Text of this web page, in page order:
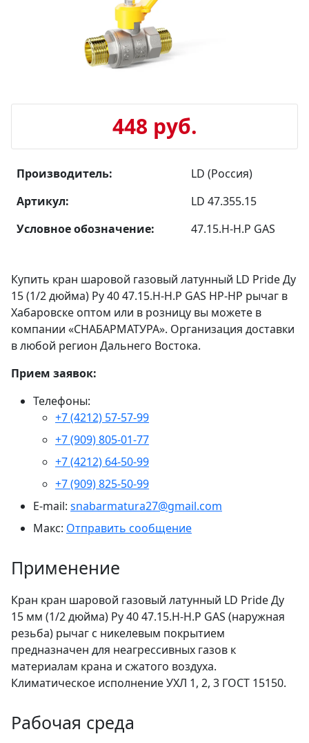
448 руб.
Производитель:
LD (Россия)
Артикул:
LD 47.355.15
Условное обозначение:
47.15.Н-Н.Р GAS
Купить кран шаровой газовый латунный LD Pride Ду
15 (1/2 дюйма) Ру 40 47.15.Н-Н.Р GAS НР-НР рычаг в
Хабаровске оптом или в розницу вы можете в
компании «СНАБАРМАТУРА». Организация доставки
в любой регион Дальнего Востока.
Прием заявок:
Телефоны:
+7 (4212) 57-57-99
+7 (909) 805-01-77
+7 (4212) 64-50-99
+7 (909) 825-50-99
E-mail: snabarmatura27@gmail.com
Макс: Отправить сообщение
Применение
Кран кран шаровой газовый латунный LD Pride Ду
15 мм (1/2 дюйма) Ру 40 47.15.Н-Н.Р GAS (наружная
резьба) рычаг с никелевым покрытием
предназначен для неагрессивных газов к
материалам крана и сжатого воздуха.
Климатическое исполнение УХЛ 1, 2, 3 ГОСТ 15150.
Рабочая среда